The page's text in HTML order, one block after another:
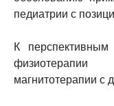
педиатрии с
К перспективным
физиотерапии
магнитотерапии с